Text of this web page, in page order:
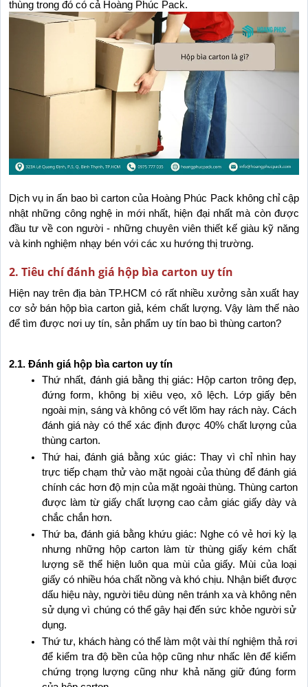
thùng trong đó có cả Hoàng Phúc Pack.
Dịch vụ in ấn bao bì carton của Hoàng Phúc Pack không chỉ cập
nhật những công nghệ in mới nhất, hiện đại nhất mà còn được
đầu tư về con người - những chuyên viên thiết kế giàu kỹ năng
và kinh nghiệm nhạy bén với các xu hướng thị trường.
2. Tiêu chí đánh giá hộp bìa carton uy tín
Hiện nay trên địa bàn TP.HCM có rất nhiều xưởng sản xuất hay
cơ sở bán hộp bìa carton giả, kém chất lượng. Vậy làm thế nào
để tìm được nơi uy tín, sản phẩm uy tín bao bì thùng carton?
2.1. Đánh giá hộp bìa carton uy tín
Thứ nhất, đánh giá bằng thị giác: Hộp carton trông đẹp,
đứng form, không bị xiêu vẹo, xô lệch. Lớp giấy bên
ngoài mịn, sáng và không có vết lõm hay rách này. Cách
đánh giá này có thể xác định được 40% chất lượng của
thùng carton.
Thứ hai, đánh giá bằng xúc giác: Thay vì chỉ nhìn hay
trực tiếp chạm thử vào mặt ngoài của thùng để đánh giá
chính các hơn độ mịn của mặt ngoài thùng. Thùng carton
được làm từ giấy chất lượng cao cảm giác giấy dày và
chắc chắn hơn.
Thứ ba, đánh giá bằng khứu giác: Nghe có vẻ hơi kỳ lạ
nhưng những hộp carton làm từ thùng giấy kém chất
lượng sẽ thể hiện luôn qua mùi của giấy. Mùi của loại
giấy có nhiều hóa chất nồng và khó chịu. Nhận biết được
dấu hiệu này, người tiêu dùng nên tránh xa và không nên
sử dụng vì chúng có thể gây hại đến sức khỏe người sử
dụng.
Thứ tư, khách hàng có thể làm một vài thí nghiệm thả rơi
để kiểm tra độ bền của hộp cũng như nhấc lên để kiểm
chứng trọng lượng cũng như khả năng giữ đúng form